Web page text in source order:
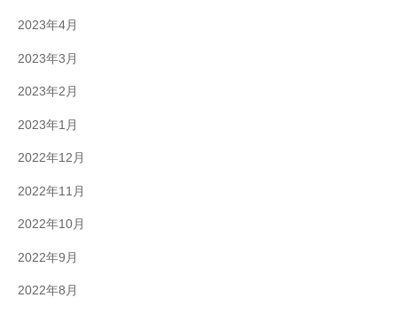
2023年4月
2023年3月
2023年2月
2023年1月
2022年12月
2022年11月
2022年10月
2022年9月
2022年8月